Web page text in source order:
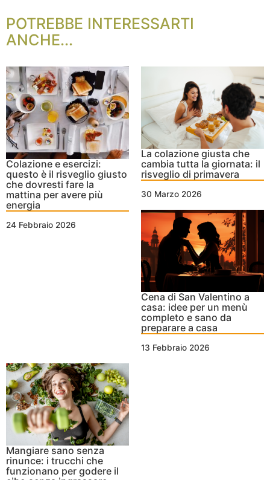
POTREBBE INTERESSARTI
ANCHE...
Colazione e esercizi:
questo è il risveglio giusto
che dovresti fare la
mattina per avere più
energia
24 Febbraio 2026
La colazione giusta che
cambia tutta la giornata: il
risveglio di primavera
30 Marzo 2026
Cena di San Valentino a
casa: idee per un menù
completo e sano da
preparare a casa
13 Febbraio 2026
Mangiare sano senza
rinunce: i trucchi che
funzionano per godere il